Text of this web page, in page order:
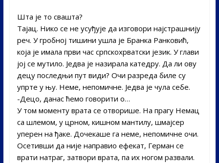
Шта је то свашта?
Тајац. Нико се не усуђује да изговори најстрашнију
реч. У гробној тишини ушла је Бранка Ранковић,
која је имала први час српскохрватски језик. У глави
јој се мутило. Једва је назирала катедру. Да ли ову
децу последњи пут види? Очи разреда биле су
упрте у њу. Неме, непомичне. Једва је чула себе.­
-Децо, данас ћемо говорити о…
У том моменту врата се отворише. На прагу Немац
са шлемом, у црном, кишном мантилу, шмајсер
уперен на ђаке. Дочекаше га неме, непомичне очи.
Осетивши да није направио ефекат, Герман се
врати натраг, затвори врата, па их ногом развали.­